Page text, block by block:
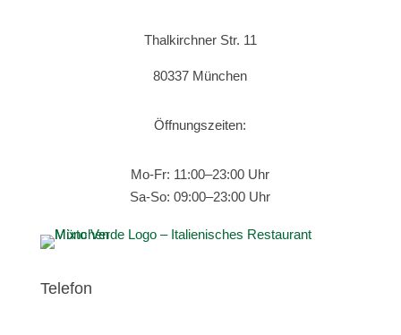
Thalkirchner Str. 11
80337 München
Öffnungszeiten:
Mo-Fr: 11:00–23:00 Uhr
Sa-So: 09:00–23:00 Uhr
Telefon